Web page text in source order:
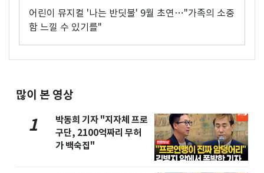
어린이 뮤지컬 '나는 반딧불' 9월 초연…"가족의 소중
함 느낄 수 있기를"
많이 본 영상
1
박동희 기자 "지자체 프로
구단, 2100억짜리 무허
가 백숙집"